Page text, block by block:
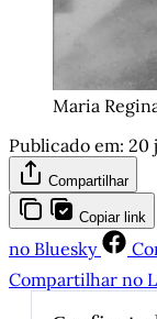
Maria
Publicado em: 20
Compartilhar
Copiar link
no Bluesky
Compartilhar no